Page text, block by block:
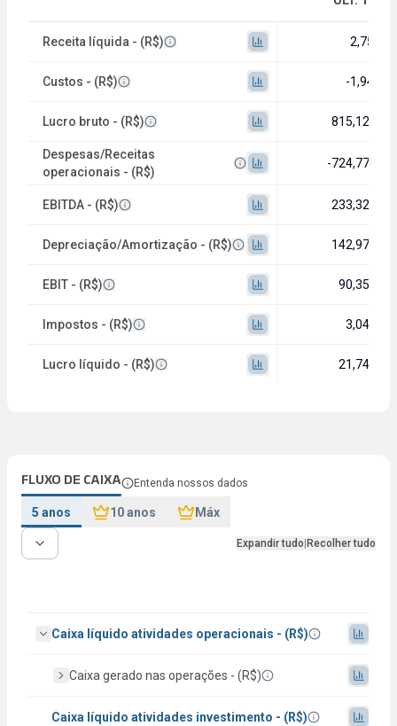
Receita líquida - (R$) 2,75 bi
Custos - (R$) -1,94 bi
Lucro bruto - (R$) 815,12 mi
Despesas/Receitas
operacionais - (R$)
-724,77 mi
EBITDA - (R$) 233,32 mi
Depreciação/Amortização - (R$) 142,97 mi
EBIT - (R$) 90,35 mi
Impostos - (R$) 3,04 mi
Lucro líquido - (R$) 21,74 mi
FLUXO DE CAIXA Entenda nossos dados
5 anos 10 anos Máx
Expandir tudo Recolher tudo
Caixa líquido atividades operacionais - (R$)
Caixa gerado nas operações - (R$)
Caixa líquido atividades investimento - (R$)